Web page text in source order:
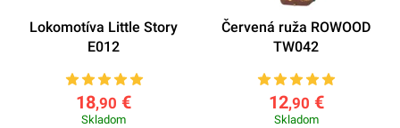
Lokomotíva Little Story
E012
18,90 €
Skladom
Červená ruža ROWOOD
TW042
12,90 €
Skladom